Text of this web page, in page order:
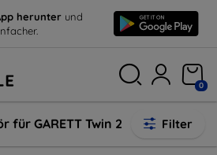
herunter und
0
für GARETT Twin 2 Filter